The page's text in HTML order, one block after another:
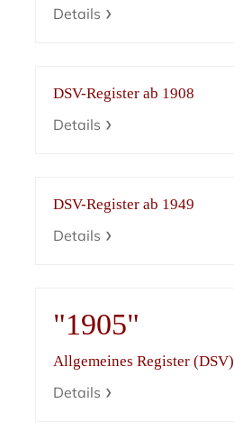
Details
DSV-Register ab 1908
Details
DSV-Register ab 1949
Details
"1905"
Allgemeines Register (DSV)
Details